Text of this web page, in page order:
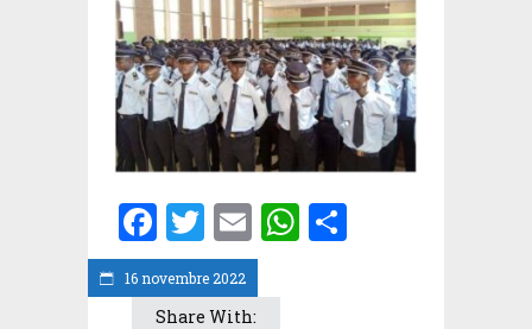
16 novembre 2022
Facebook
Twitter
EmailWhatsApp
Share With: